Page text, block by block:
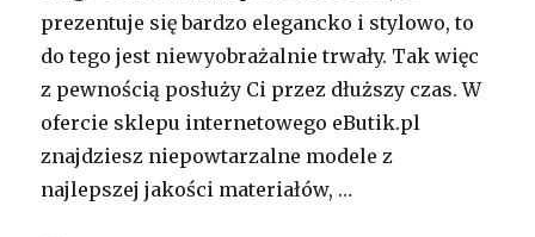
prezentuje się bardzo elegancko i stylowo, to
do tego jest niewyobrażalnie trwały. Tak więc
z pewnością posłuży Ci przez dłuższy czas. W
ofercie sklepu internetowego eButik.pl
znajdziesz niepowtarzalne modele z
najlepszej jakości materiałów, …